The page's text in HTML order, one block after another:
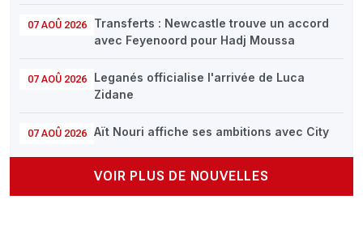
07 AOÛ 2026
Transferts : Newcastle trouve un accord
avec Feyenoord pour Hadj Moussa
07 AOÛ 2026
Leganés officialise l'arrivée de Luca
Zidane
07 AOÛ 2026 Aït Nouri affiche ses ambitions avec City
VOIR PLUS DE NOUVELLES